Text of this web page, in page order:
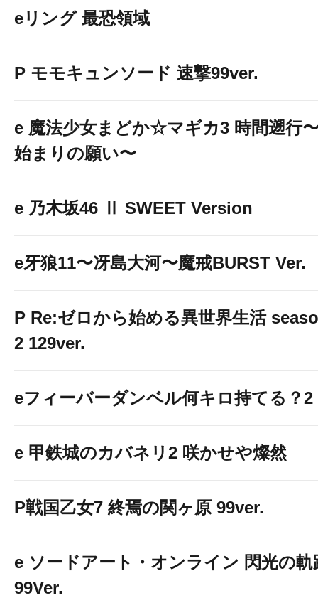
eリング 最恐領域
P モモキュンソード 速撃99ver.
e 魔法少女まどか☆マギカ3 時間遡行
始まりの願い〜
e 乃木坂46 Ⅱ SWEET Version
e牙狼11〜冴島大河〜魔戒BURST Ver.
P Re:ゼロから始める異世界生活
2 129ver.
eフィーバーダンベル何キロ持てる？2
e 甲鉄城のカバネリ2 咲かせや燦然
P戦国乙女7 終焉の関ヶ原 99ver.
e ソードアート・オンライン 閃光の軌
99Ver.